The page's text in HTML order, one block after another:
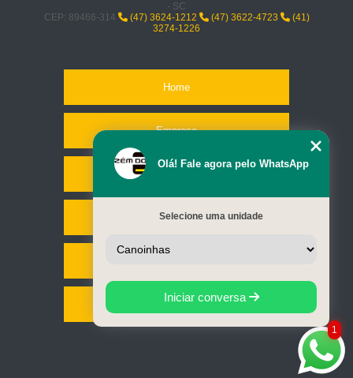
- SC
CEP: 89466-314
(47) 3624-1212 (47) 3622-4723
(41)
3274-1226
Home
Empresa
Serviços
Mapa do site
1
Olá! Fale agora pelo WhatsApp
Selecione uma unidade
Iniciar conversa